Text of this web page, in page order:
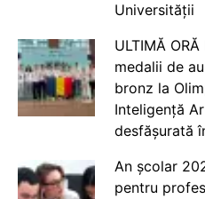
Universității
ULTIMĂ
medalii de
bronz la
Inteligență
desfășurată
An școlar
pentru